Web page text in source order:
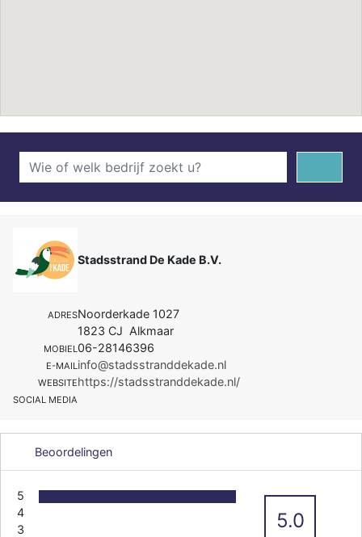
Stadsstrand De Kade B.V.
ADRESNoorderkade 1027
1823 CJ Alkmaar
MOBIEL06-28146396
E-MAILinfo@stadsstranddekade.nl
WEBSITEhttps://stadsstranddekade.nl/
SOCIAL MEDIA
Beoordelingen
5
4
3
5.0